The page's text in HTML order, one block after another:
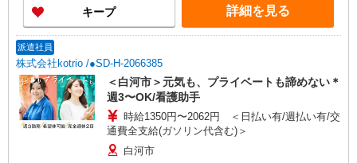
キープ 詳細を見る
派遣社員
株式会社kotrio /●SD-H-2066385
＜白河市＞元気も、プライベートも諦めない＊
週3〜OK/看護助手
時給1350円〜2062円 ＜日払い有/週払い有/交
通費全支給(ガソリン代含む)＞
白河市